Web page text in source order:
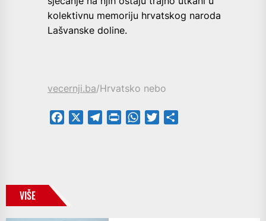
kolektivnu memoriju hrvatskog naroda
Lašvanske doline.
vecernji.ba/Hrvatsko nebo
Facebook TelegramPrintFriendly
WhatsApp
Twitter
VIŠE